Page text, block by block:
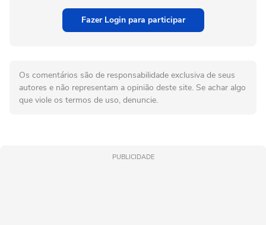
Fazer Login para participar
Os comentários são de responsabilidade exclusiva de seus
autores e não representam a opinião deste site. Se achar algo
que viole os termos de uso, denuncie.
PUBLICIDADE